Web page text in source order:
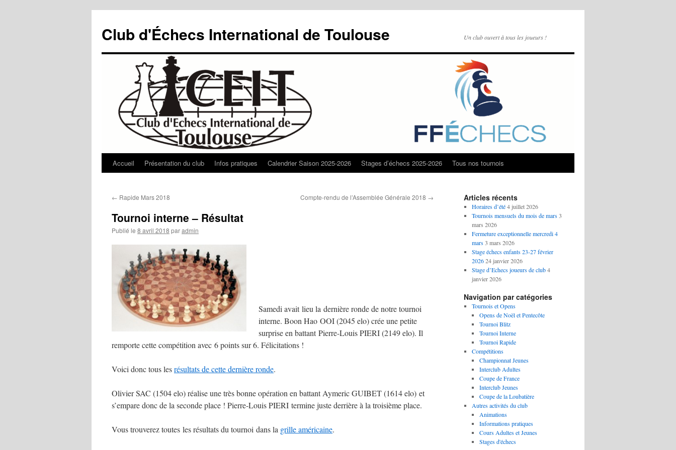
contenu
Club d'Échecs International de Toulouse Un club ouvert à tous les joueurs !
Accueil Présentation du club Infos pratiques Calendrier Saison 2025-2026 Stages d’échecs 2025-2026 Tous nos tournois
← Rapide Mars 2018 Compte-rendu de l’Assemblée Générale 2018 →
Tournoi interne – Résultat
Publié le 8 avril 2018 paradmin
Samedi avait lieu la dernière ronde de notre tournoi
interne. Boon Hao OOI (2045 elo) crée une petite
surprise en battant Pierre-Louis PIERI (2149 elo). Il
remporte cette compétition avec 6 points sur 6. Félicitations !
Voici donc tous lesrésultats de cette dernière ronde.
Olivier SAC (1504 elo) réalise une très bonne opération en battant Aymeric GUIBET (1614 elo) et
s’empare donc de la seconde place ! Pierre-Louis PIERI termine juste derrière à la troisième place.
Vous trouverez toutes les résultats du tournoi dans la grille américaine.
Articles récents
Horaires d’été 4 juillet 2026
Tournois mensuels du mois de mars 3
mars 2026
Fermeture exceptionnelle mercredi 4
mars 3 mars 2026
Stage échecs enfants 23-27 février
2026 24 janvier 2026
Stage d’Echecs joueurs de club 4
janvier 2026
Navigation par catégories
Tournois et Opens
Opens de Noël et Pentecôte
Tournoi Blitz
Tournoi Interne
Tournoi Rapide
Compétitions
Championnat Jeunes
Interclub Adultes
Coupe de France
Interclub Jeunes
Coupe de la Loubatière
Autres activités du club
Animations
Informations pratiques
Cours Adultes et Jeunes
Stages d'échecs